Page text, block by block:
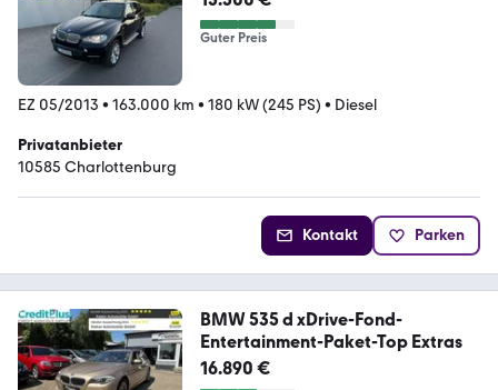
Guter Preis
EZ 05/2013 • 163.000 km • 180 kW (245 PS) • Diesel
Privatanbieter
10585 Charlottenburg
Kontakt Parken
BMW 535 d xDrive-Fond-
Entertainment-Paket-Top Extras
16.890 €